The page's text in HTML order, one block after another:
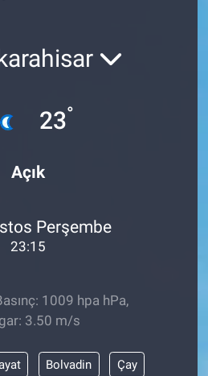
23°
Açık
Perşembe
23:15
1009 hpa hPa,
3.50 m/s
Bolvadin Çay